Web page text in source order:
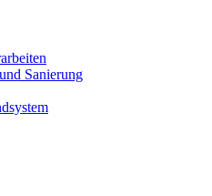
Sanierung